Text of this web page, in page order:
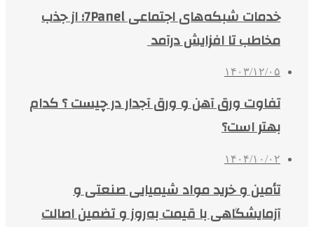
خدمات شبکه‌های اجتماعی 7Panel؛ از جذب
مخاطب تا افزایش درآمد
۱۴۰۳/۱۲/۰۵
تفاوت ورق آهن و ورق آجدار در چیست ؟ کدام
بهتر است؟
۱۴۰۴/۱۰/۰۲
تأمین و خرید مواد شیمیایی صنعتی و
آزمایشگاهی با قیمت به‌روز و تضمین اصالت